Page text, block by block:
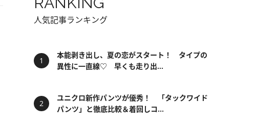
人気記事ランキング
本能剥き出し、夏の恋がスタート！ タイプの
異性に一直線♡ 早くも走り出...
ユニクロ新作パンツが優秀！ 「タックワイド
パンツ」と徹底比較＆着回しコ...